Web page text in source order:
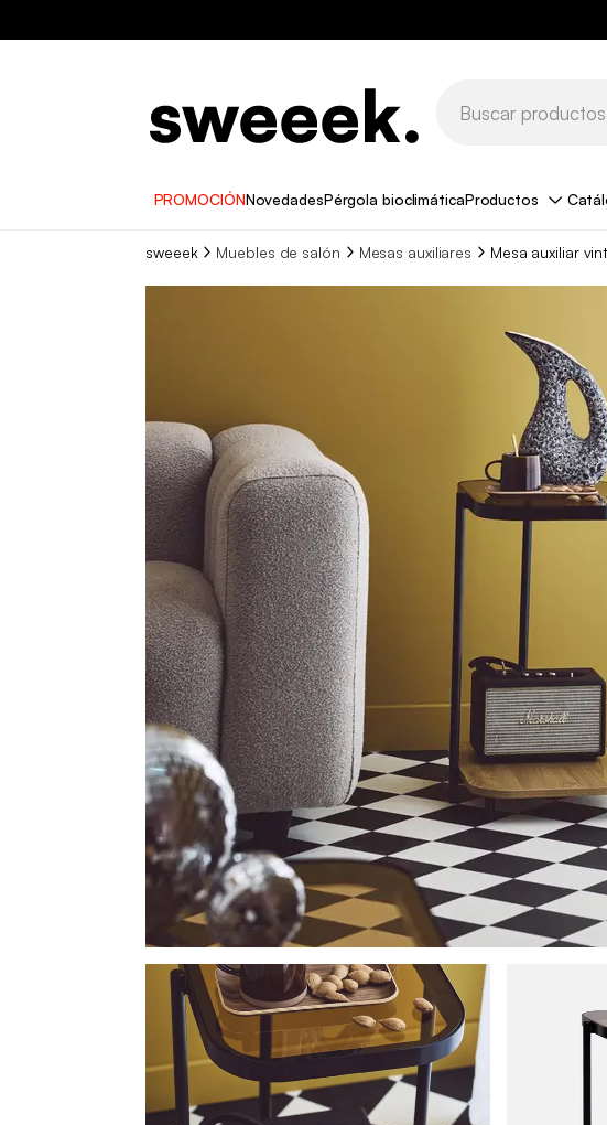
PROMOCIÓNNovedadesPérgola bioclimáticaProductos
sweeek Muebles de salón Mesas auxiliares Mesa auxiliar